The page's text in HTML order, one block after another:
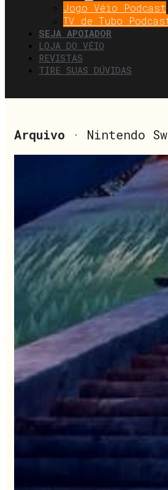
Jogo Véio Podcast
TV de Tubo
SEJA APOIADOR
LOJA DO VÉIO
REVISTAS
TIRE SUAS DÚVIDAS
Arquivo · Nintendo